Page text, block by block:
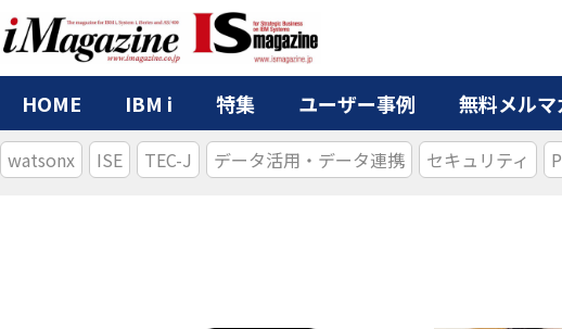
HOME IBM i 特集 ユーザー事例 無料メル
watsonx ISE TEC-J データ活用・データ連携 セキュリティ